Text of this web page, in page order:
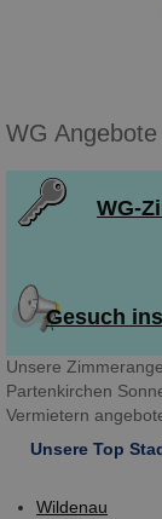
WG
WG-
Gesuch
Unsere
Partenkirchen
Vermietern
Unsere Top
Wildenau